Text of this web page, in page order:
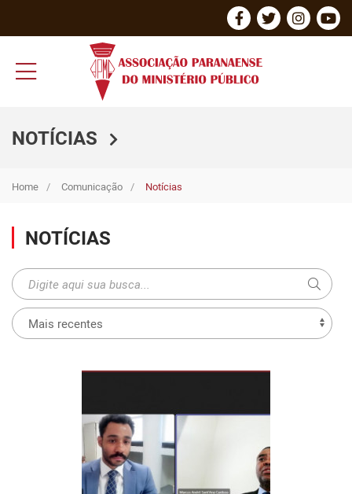
NOTÍCIAS
Home Comunicação Notícias
NOTÍCIAS